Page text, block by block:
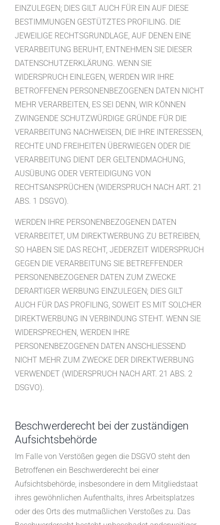
EINZULEGEN; DIES GILT AUCH FÜR EIN AUF DIESE
BESTIMMUNGEN GESTÜTZTES PROFILING. DIE
JEWEILIGE RECHTSGRUNDLAGE, AUF DENEN EINE
VERARBEITUNG BERUHT, ENTNEHMEN SIE DIESER
DATENSCHUTZERKLÄRUNG. WENN SIE
WIDERSPRUCH EINLEGEN, WERDEN WIR IHRE
BETROFFENEN PERSONENBEZOGENEN DATEN NICHT
MEHR VERARBEITEN, ES SEI DENN, WIR KÖNNEN
ZWINGENDE SCHUTZWÜRDIGE GRÜNDE FÜR DIE
VERARBEITUNG NACHWEISEN, DIE IHRE INTERESSEN,
RECHTE UND FREIHEITEN ÜBERWIEGEN ODER DIE
VERARBEITUNG DIENT DER GELTENDMACHUNG,
AUSÜBUNG ODER VERTEIDIGUNG VON
RECHTSANSPRÜCHEN (WIDERSPRUCH NACH ART. 21
ABS. 1 DSGVO).
WERDEN IHRE PERSONENBEZOGENEN DATEN
VERARBEITET, UM DIREKTWERBUNG ZU BETREIBEN,
SO HABEN SIE DAS RECHT, JEDERZEIT WIDERSPRUCH
GEGEN DIE VERARBEITUNG SIE BETREFFENDER
PERSONENBEZOGENER DATEN ZUM ZWECKE
DERARTIGER WERBUNG EINZULEGEN; DIES GILT
AUCH FÜR DAS PROFILING, SOWEIT ES MIT SOLCHER
DIREKTWERBUNG IN VERBINDUNG STEHT. WENN SIE
WIDERSPRECHEN, WERDEN IHRE
PERSONENBEZOGENEN DATEN ANSCHLIESSEND
NICHT MEHR ZUM ZWECKE DER DIREKTWERBUNG
VERWENDET (WIDERSPRUCH NACH ART. 21 ABS. 2
DSGVO).
Beschwerde­recht bei der zuständigen
Aufsichts­behörde
Im Falle von Verstößen gegen die DSGVO steht den
Betroffenen ein Beschwerderecht bei einer
Aufsichtsbehörde, insbesondere in dem Mitgliedstaat
ihres gewöhnlichen Aufenthalts, ihres Arbeitsplatzes
oder des Orts des mutmaßlichen Verstoßes zu. Das